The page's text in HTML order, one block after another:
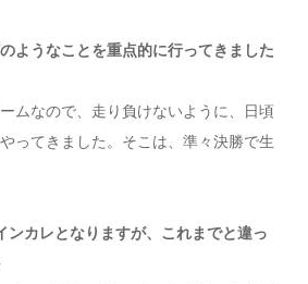
ようなことを重点的に行ってきました
ムなので、走り負けないように、日頃
ってきました。そこは、準々決勝で生
ンカレとなりますが、これまでと違っ